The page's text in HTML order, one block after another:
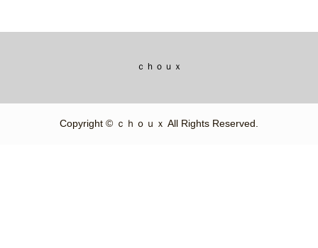
ｃｈｏｕｘ
Copyright © ｃｈｏｕｘ All Rights Reserved.